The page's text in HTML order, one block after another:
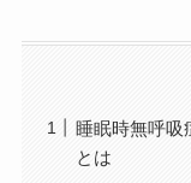
睡眠時無呼吸
とは